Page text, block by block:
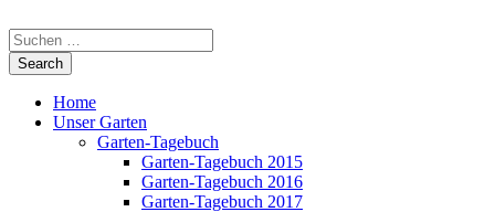
Home
Unser Garten
Garten-Tagebuch
Garten-Tagebuch 2015
Garten-Tagebuch 2016
Garten-Tagebuch 2017